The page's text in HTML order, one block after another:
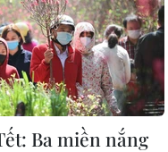
Ba miền nắng